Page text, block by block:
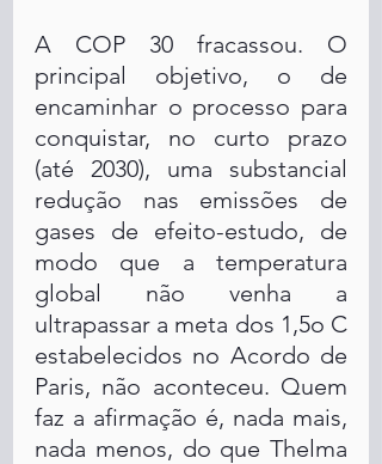
A COP 30 fracassou. O
principal objetivo, o de
encaminhar o processo para
conquistar, no curto prazo
(até 2030), uma substancial
redução nas emissões de
gases de efeito-estudo, de
modo que a temperatura
global não venha a
ultrapassar a meta dos 1,5o C
estabelecidos no Acordo de
Paris, não aconteceu. Quem
faz a afirmação é, nada mais,
nada menos, do que Thelma